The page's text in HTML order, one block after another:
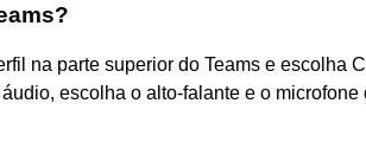
na parte superior do Teams e escolha
escolha o alto-falante e o